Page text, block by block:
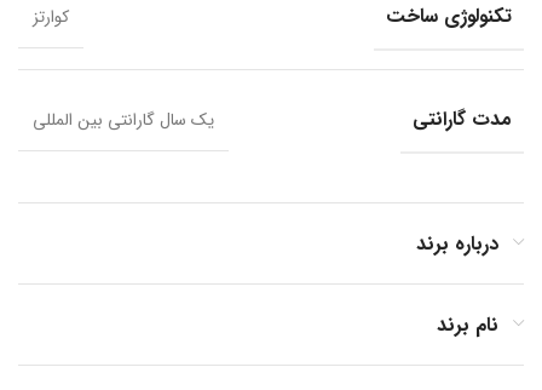
تکنولوژی ساخت کوارتز
مدت گارانتی یک سال گارانتی بین المللی
درباره برند
نام برند